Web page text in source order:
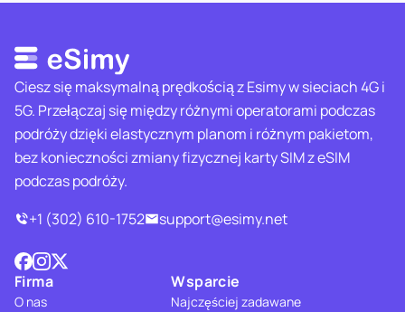
Ciesz się maksymalną prędkością z Esimy w sieciach 4G i
5G. Przełączaj się między różnymi operatorami podczas
podróży dzięki elastycznym planom i różnym pakietom,
bez konieczności zmiany fizycznej karty SIM z eSIM
podczas podróży.
+1 (302) 610-1752
support@esimy.net
Firma
O nas
Wsparcie
Najczęściej zadawane